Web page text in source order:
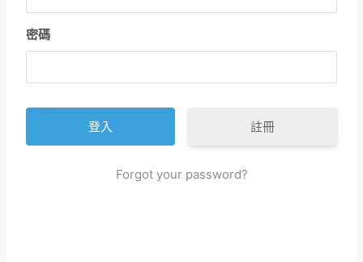
密碼
註冊
Forgot your password?